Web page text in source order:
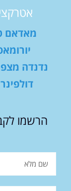
מאדאם
נדנדה
הרשמו